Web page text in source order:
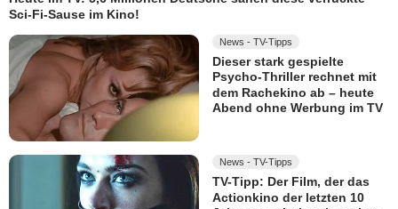
Sci-Fi-Sause im Kino!
News - TV-Tipps
Dieser stark gespielte
Psycho-Thriller rechnet mit
dem Rachekino ab – heute
Abend ohne Werbung im TV
News - TV-Tipps
TV-Tipp: Der Film, der das
Actionkino der letzten 10